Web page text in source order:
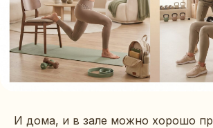
И дома, и в зале можно хорошо